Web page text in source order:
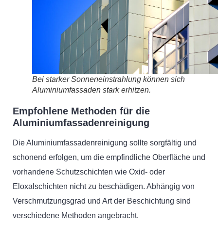
Bei starker Sonneneinstrahlung können sich
Aluminiumfassaden stark erhitzen.
Empfohlene Methoden für die
Aluminiumfassadenreinigung
Die Aluminiumfassadenreinigung sollte sorgfältig und
schonend erfolgen, um die empfindliche Oberfläche und
vorhandene Schutzschichten wie Oxid- oder
Eloxalschichten nicht zu beschädigen. Abhängig von
Verschmutzungsgrad und Art der Beschichtung sind
verschiedene Methoden angebracht.